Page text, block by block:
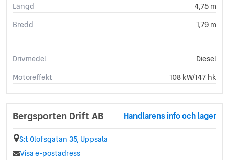
Längd
4,75 m
Bredd
1,79 m
Drivmedel
Diesel
Motoreffekt
108 kW/147 hk
Bergsporten Drift AB Handlarens info och lager
S:t Olofsgatan 35, Uppsala
Visa e-postadress